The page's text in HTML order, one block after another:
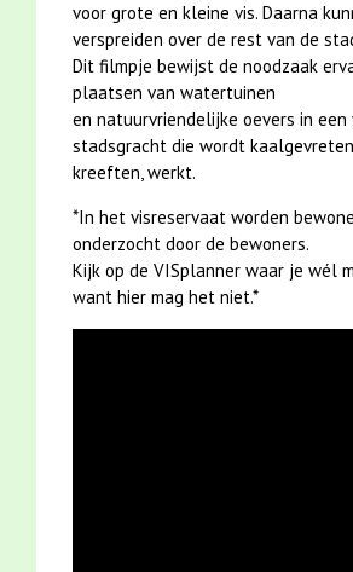
voor grote en kleine vis. Daarna
verspreiden over de rest van de
Dit filmpje bewijst de noodzaak
plaatsen van watertuinen
en natuurvriendelijke oevers in een
stadsgracht die wordt
kreeften, werkt.
*In het visreservaat worden
onderzocht door de bewoners.
Kijk op de VISplanner waar je wél
want hier mag het niet.*